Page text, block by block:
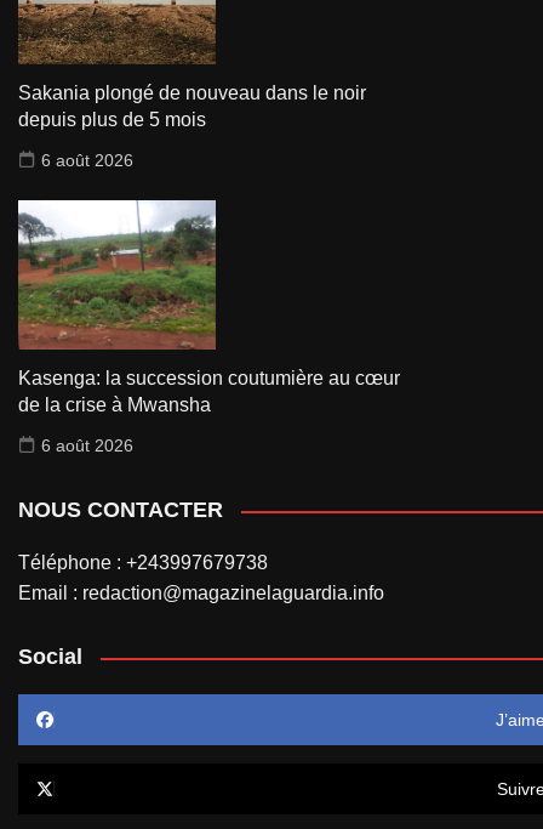
Sakania plongé de nouveau dans le noir
depuis plus de 5 mois
6 août 2026
Kasenga: la succession coutumière au cœur
de la crise à Mwansha
6 août 2026
NOUS CONTACTER
Téléphone : +243997679738
Email : redaction@magazinelaguardia.info
Social